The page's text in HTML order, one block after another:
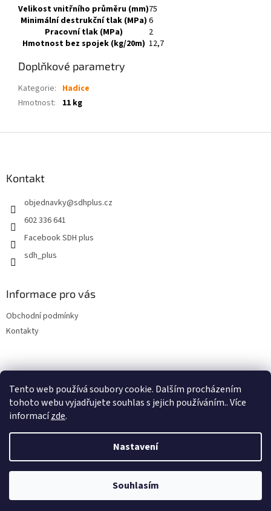
Tento web používá soubory cookie. Dalším procházením
tohoto webu vyjadřujete souhlas s jejich používáním.. Více
informacízde.
Nastavení
Souhlasím
Velikost vnitřního průměru (mm)75
Minimální destrukční tlak (MPa) 6
Pracovní tlak (MPa)
2
Hmotnost bez spojek (kg/20m) 12,7
Doplňkové parametry
Kategorie: Hadice
Hmotnost: 11 kg
Kontakt
objednavky@sdhplus.cz
602 336 641
Facebook SDH plus
sdh_plus
Informace pro vás
Obchodní podmínky
Kontakty
Copyright 2026SDH plus vše pro hasiče a záchranáře. Všechna
práva vyhrazena.